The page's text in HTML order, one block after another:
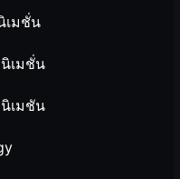
เมชั่น
เมชั่น
เมชัน